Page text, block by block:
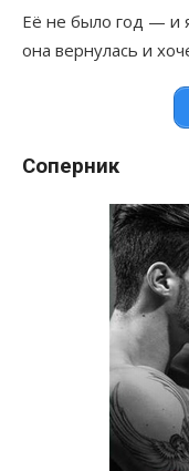
Её не было год — и
она вернулась и
Соперник